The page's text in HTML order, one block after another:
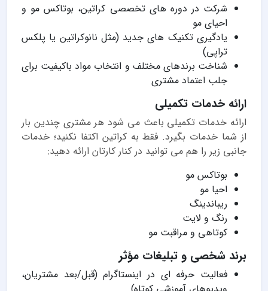
شرکت در دوره های تخصصی کراتین، بوتاکس مو و
احیای مو
یادگیری تکنیک های جدید (مثل نانوکراتین یا پلکس
تراپی)
شناخت برندهای مختلف و انتخاب مواد باکیفیت برای
جلب اعتماد مشتری
ارائه خدمات تکمیلی
ارائه خدمات تکمیلی باعث می شود هر مشتری چندین بار
از شما خدمات بگیرد. فقط به کراتین اکتفا نکنید؛ خدمات
جانبی زیر را هم می توانید در کنار کارتان ارائه دهید:
بوتاکس مو
احیا مو
ریباندینگ
رنگ و لایت
کوتاهی و مراقبت مو
برند شخصی و تبلیغات مؤثر
فعالیت حرفه ای در اینستاگرام (قبل/بعد مشتریان،